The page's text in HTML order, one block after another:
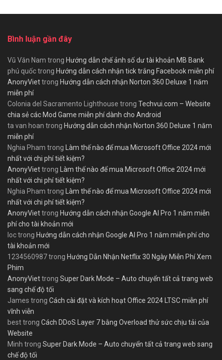
Bình luận gần đây
Vũ Văn Nam trong Hướng dẫn chế ảnh số dư tài khoản MB Bank
phú quốctrong Hướng dẫn cách nhận tick trắng Facebook miễn phí
AnonyViettrong Hướng dẫn cách nhận Norton 360 Deluxe 1 năm
miễn phí
Colonia del Sacramento Lighthouse trong Techvui.com – Website
chia sẻ các Mod Game miễn phí dành cho Android
ta van hoan trong Hướng dẫn cách nhận Norton 360 Deluxe 1 năm
miễn phí
Nghia Pham trong Làm thế nào để mua Microsoft Office 2024 mới
nhất với chi phí tiết kiệm?
AnonyViettrong Làm thế nào để mua Microsoft Office 2024 mới
nhất với chi phí tiết kiệm?
Nghia Pham trong Làm thế nào để mua Microsoft Office 2024 mới
nhất với chi phí tiết kiệm?
AnonyViettrong Hướng dẫn cách nhận Google AI Pro 1 năm miễn
phí cho tài khoản mới
loctrong Hướng dẫn cách nhận Google AI Pro 1 năm miễn phí cho
tài khoản mới
1234560987trong Hướng Dẫn Nhận Netflix 30 Ngày Miễn Phí Xem
Phim
AnonyViettrong Super Dark Mode – Auto chuyển tất cả trang web
sang chế độ tối
James trong Cách cài đặt và kích hoạt Office 2024 LTSC miễn phí
vĩnh viễn
besttrong Cách DDoS Layer 7 bằng Overload thử sức chịu tải của
Website
Minh trong Super Dark Mode – Auto chuyển tất cả trang web sang
chế độ tối